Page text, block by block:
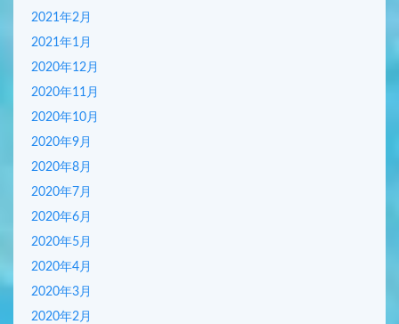
2021年2月
2021年1月
2020年12月
2020年11月
2020年10月
2020年9月
2020年8月
2020年7月
2020年6月
2020年5月
2020年4月
2020年3月
2020年2月